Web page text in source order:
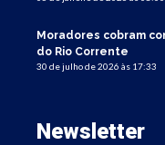
Moradores cobram
do Rio Corrente
30 de julho de 2026 às 17:33
Newsletter